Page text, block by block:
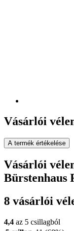
Vásárlói
A termék értékelése
Vásárlói
Bürstenhaus
8 vásárlói
4,4 az 5 csillagból